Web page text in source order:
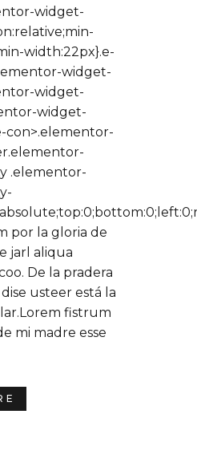
widget-
width:22px}.e-
widget-
widget-
widget-
con>.elementor-
.elementor-
por la gloria de
jarl aliqua
De la pradera
usteer está la
fistrum
mi madre esse